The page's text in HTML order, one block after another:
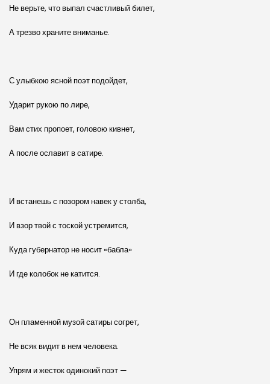
Не верьте, что выпал счастливый билет,
А трезво храните вниманье.
С улыбкою ясной поэт подойдет,
Ударит рукою по лире,
Вам стих пропоет, головою кивнет,
А после ославит в сатире.
И встанешь с позором навек у столба,
И взор твой с тоской устремится,
Куда губернатор не носит «бабла»
И где колобок не катится.
Он пламенной музой сатиры согрет,
Не всяк видит в нем человека.
Упрям и жесток одинокий поэт —